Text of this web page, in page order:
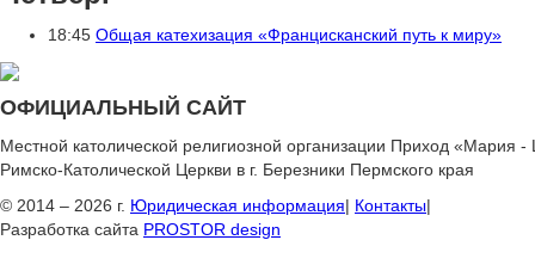
18:45 Общая катехизация «Францисканский путь к миру»
ОФИЦИАЛЬНЫЙ САЙТ
Местной католической религиозной организации Приход «Мария
Римско-Католической Церкви в г. Березники Пермского края
© 2014 – 2026 г. Юридическая информация| Контакты|
Разработка сайта PROSTOR design